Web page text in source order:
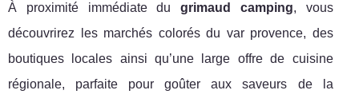
À proximité immédiate dugrimaud camping, vous
découvrirez les marchés colorés du var provence, des
boutiques locales ainsi qu’une large offre de cuisine
régionale, parfaite pour goûter aux saveurs de la